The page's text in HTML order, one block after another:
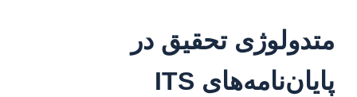
متدولوژی تحقیق در
پایان‌نامه‌های ITS